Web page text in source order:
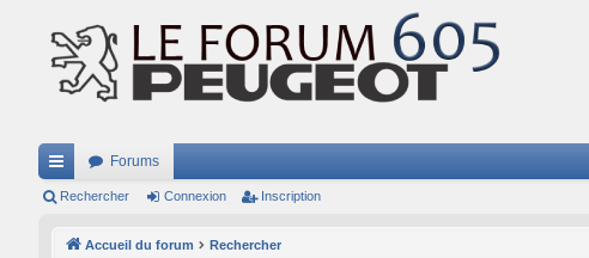
ac
Forums
Rechercher Connexion Inscription
Accueil du forum Rechercher